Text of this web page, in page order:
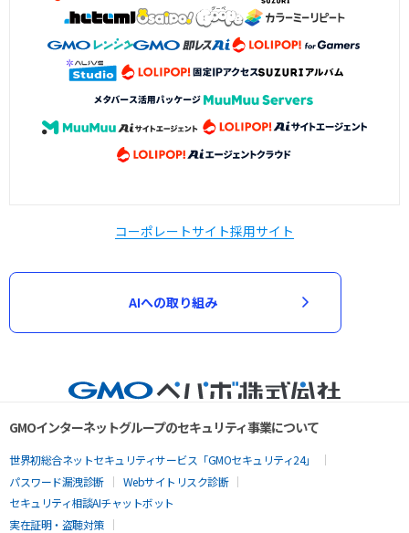
コーポレートサイト採用サイト
AIへの取り組み
GMOインターネットグループのセキュリティ事業について
世界初総合ネットセキュリティサービス「GMOセキュリティ24」
パスワード漏洩診断
Webサイトリスク診断
セキュリティ相談AIチャットボット
実在証明・盗聴対策